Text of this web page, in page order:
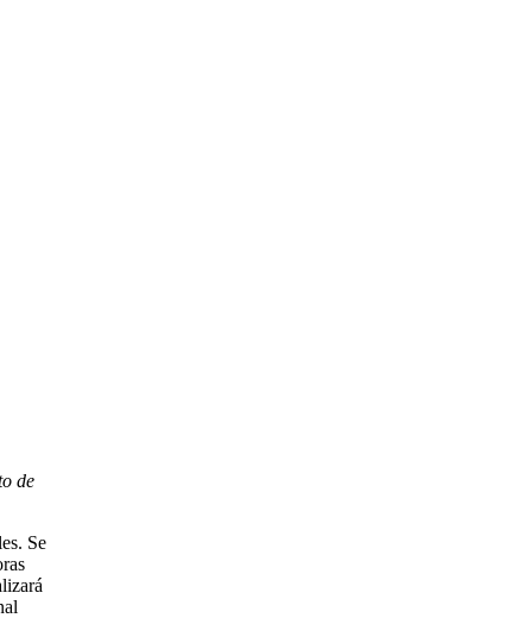
de
Se